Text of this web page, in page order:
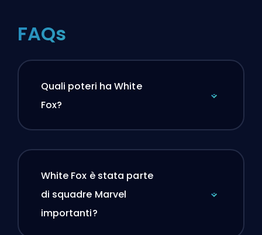
FAQs
Quali poteri ha White
Fox?
White Fox è stata parte
di squadre Marvel
importanti?